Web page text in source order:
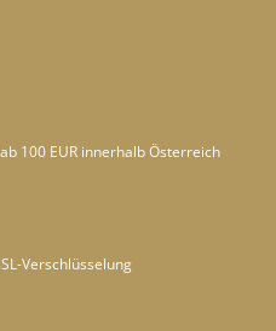
100 EUR innerhalb Österreich
Verschlüsselung